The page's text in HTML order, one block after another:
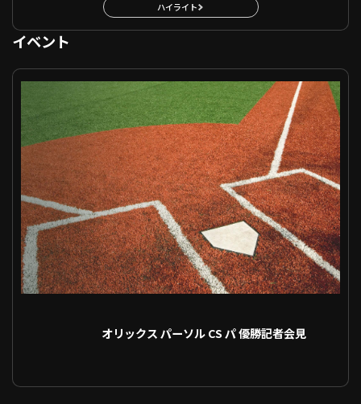
利用規約 プライバシーポリシー
運営会社（別ウィンドウで開く） よくある質問
特定商取引法の表示 アルバイト募集（別ウィンドウで開く
動画を検索（選手・チーム・プレー内容…）
ハイライト
イベント
オリックス パーソル CS パ 優勝記者会見 オリックス VS
オリックス パーソル CS パ 優勝記者会見